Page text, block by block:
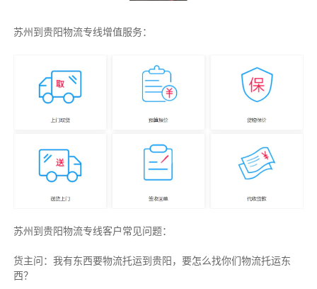
苏州到贵阳物流专线增值服务：
苏州到贵阳物流专线客户常见问题：
货主问：我有东西要物流托运到贵阳，要怎么找你们物流托运东
西？